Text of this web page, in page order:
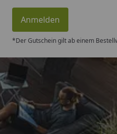
Anmelden
*Der Gutschein gilt ab einem
Trusted